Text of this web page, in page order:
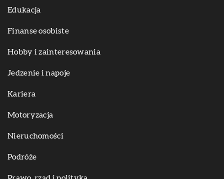
Edukacja
Finanse osobiste
Hobby i zainteresowania
Jedzenie i napoje
Kariera
Motoryzacja
Nieruchomości
Podróże